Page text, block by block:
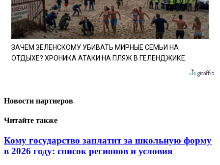
ЗАЧЕМ ЗЕЛЕНСКОМУ УБИВАТЬ МИРНЫЕ СЕМЬИ НА
ОТДЫХЕ? ХРОНИКА АТАКИ НА ПЛЯЖ В ГЕЛЕНДЖИКЕ
Новости партнеров
Читайте также
Кому государство заплатит за школьную форму
в 2026 году: список регионов и условия